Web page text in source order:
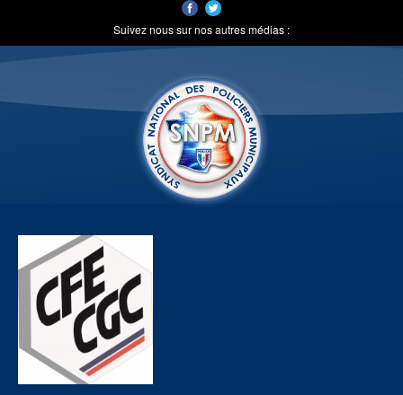
Suivez nous sur nos autres médias :